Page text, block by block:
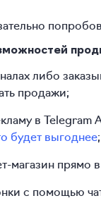
либо
продажи;
в Telegram
будет выгоднее;
магазин прямо
с помощью